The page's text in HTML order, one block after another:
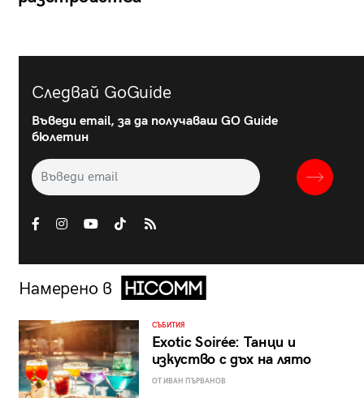
Следвай GoGuide
Въведи email, за да получаваш GO Guide
бюлетин
Намерено в
СЪБИТИЯ
Exotic Soirée: Танци и
изкуство с дъх на лято
ОТ ИВАН ПЪРВАНОВ